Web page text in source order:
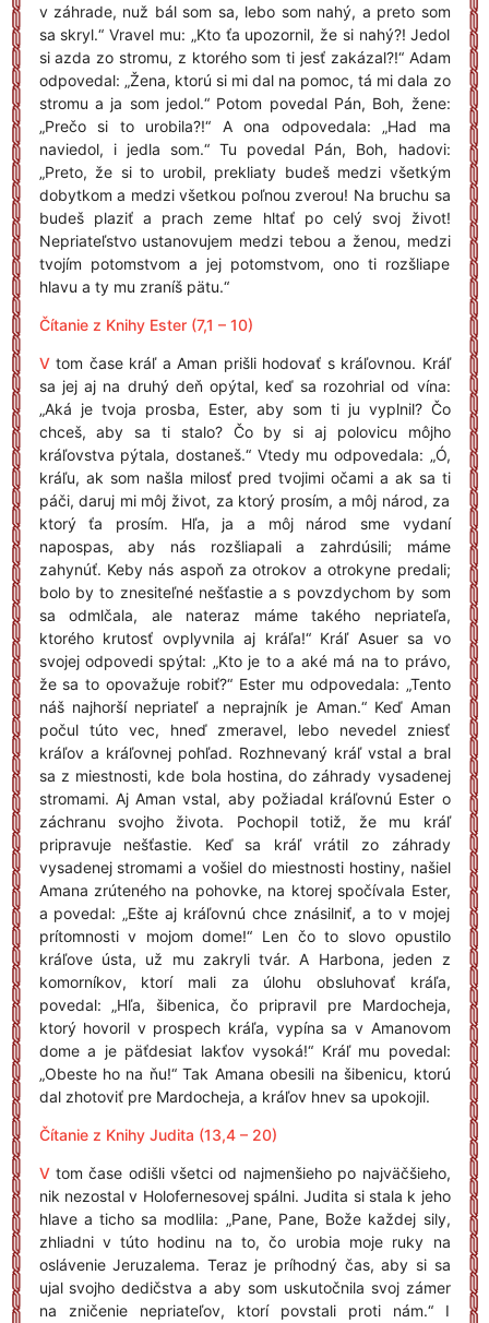
v záhrade, nuž bál som sa, lebo som nahý, a preto som
sa skryl.“ Vravel mu: „Kto ťa upozornil, že si nahý?! Jedol
si azda zo stromu, z ktorého som ti jesť zakázal?!“ Adam
odpovedal: „Žena, ktorú si mi dal na pomoc, tá mi dala zo
stromu a ja som jedol.“ Potom povedal Pán, Boh, žene:
„Prečo si to urobila?!“ A ona odpovedala: „Had ma
naviedol, i jedla som.“ Tu povedal Pán, Boh, hadovi:
„Preto, že si to urobil, prekliaty budeš medzi všetkým
dobytkom a medzi všetkou poľnou zverou! Na bruchu sa
budeš plaziť a prach zeme hltať po celý svoj život!
Nepriateľstvo ustanovujem medzi tebou a ženou, medzi
tvojím potomstvom a jej potomstvom, ono ti rozšliape
hlavu a ty mu zraníš pätu.“
Čítanie z Knihy Ester (7,1 – 10)
Vtom čase kráľ a Aman prišli hodovať s kráľovnou. Kráľ
sa jej aj na druhý deň opýtal, keď sa rozohrial od vína:
„Aká je tvoja prosba, Ester, aby som ti ju vyplnil? Čo
chceš, aby sa ti stalo? Čo by si aj polovicu môjho
kráľovstva pýtala, dostaneš.“ Vtedy mu odpovedala: „Ó,
kráľu, ak som našla milosť pred tvojimi očami a ak sa ti
páči, daruj mi môj život, za ktorý prosím, a môj národ, za
ktorý ťa prosím. Hľa, ja a môj národ sme vydaní
napospas, aby nás rozšliapali a zahrdúsili; máme
zahynúť. Keby nás aspoň za otrokov a otrokyne predali;
bolo by to znesiteľné nešťastie a s povzdychom by som
sa odmlčala, ale nateraz máme takého nepriateľa,
ktorého krutosť ovplyvnila aj kráľa!“ Kráľ Asuer sa vo
svojej odpovedi spýtal: „Kto je to a aké má na to právo,
že sa to opovažuje robiť?“ Ester mu odpovedala: „Tento
náš najhorší nepriateľ a neprajník je Aman.“ Keď Aman
počul túto vec, hneď zmeravel, lebo nevedel zniesť
kráľov a kráľovnej pohľad. Rozhnevaný kráľ vstal a bral
sa z miestnosti, kde bola hostina, do záhrady vysadenej
stromami. Aj Aman vstal, aby požiadal kráľovnú Ester o
záchranu svojho života. Pochopil totiž, že mu kráľ
pripravuje nešťastie. Keď sa kráľ vrátil zo záhrady
vysadenej stromami a vošiel do miestnosti hostiny, našiel
Amana zrúteného na pohovke, na ktorej spočívala Ester,
a povedal: „Ešte aj kráľovnú chce znásilniť, a to v mojej
prítomnosti v mojom dome!“ Len čo to slovo opustilo
kráľove ústa, už mu zakryli tvár. A Harbona, jeden z
komorníkov, ktorí mali za úlohu obsluhovať kráľa,
povedal: „Hľa, šibenica, čo pripravil pre Mardocheja,
ktorý hovoril v prospech kráľa, vypína sa v Amanovom
dome a je päťdesiat lakťov vysoká!“ Kráľ mu povedal:
„Obeste ho na ňu!“ Tak Amana obesili na šibenicu, ktorú
dal zhotoviť pre Mardocheja, a kráľov hnev sa upokojil.
Čítanie z Knihy Judita (13,4 – 20)
Vtom čase odišli všetci od najmenšieho po najväčšieho,
nik nezostal v Holofernesovej spálni. Judita si stala k jeho
hlave a ticho sa modlila: „Pane, Pane, Bože každej sily,
zhliadni v túto hodinu na to, čo urobia moje ruky na
oslávenie Jeruzalema. Teraz je príhodný čas, aby si sa
ujal svojho dedičstva a aby som uskutočnila svoj zámer
na zničenie nepriateľov, ktorí povstali proti nám.“ I